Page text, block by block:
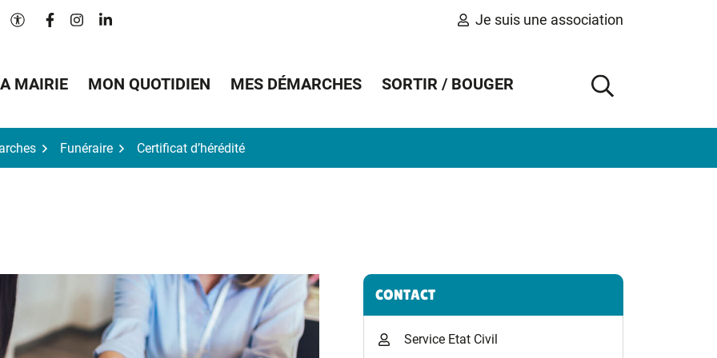
Paramètres d'accessibilité
Lien vers le compte Facebook
Lien vers le compte Instagram
Lien vers le compte Linkedin Je suis une association
MAIRIE MON QUOTIDIEN MES DÉMARCHES SORTIR / BOUGER
AFFICHER
Funéraire Certificat d’hérédité
Informations complémentaires
CONTACT
Service Etat Civil